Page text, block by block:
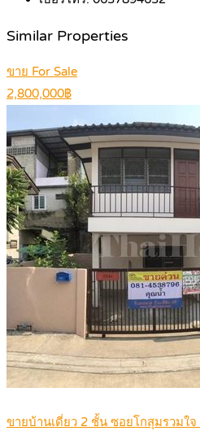
Similar Properties
ขาย For Sale
2,800,000฿
ขายบ้านเดี่ยว 2 ชั้น ซอยโกสุมรวมใ